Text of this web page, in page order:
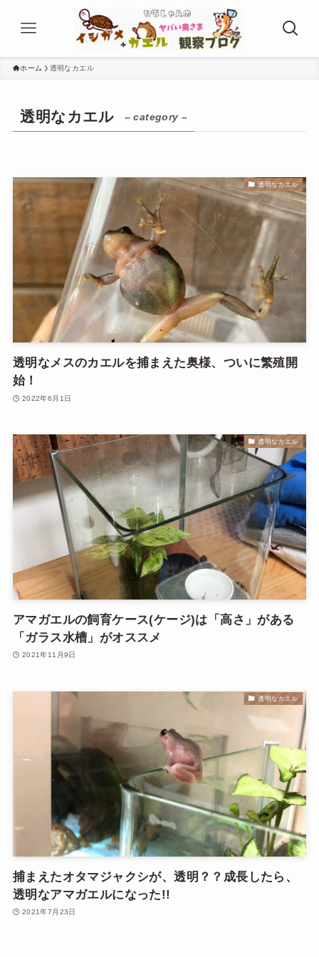
ホーム 透明なカエル
透明なカエル – category –
透明なカエル
透明なメスのカエルを捕まえた奥様、ついに繁殖開
始！
2022年6月1日
透明なカエル
アマガエルの飼育ケース(ケージ)は「高さ」がある
「ガラス水槽」がオススメ
2021年11月9日
透明なカエル
捕まえたオタマジャクシが、透明？？成長したら、
透明なアマガエルになった!!
2021年7月23日